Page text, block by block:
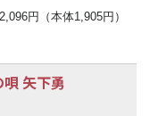
2,096円（本体1,905円）
矢下勇